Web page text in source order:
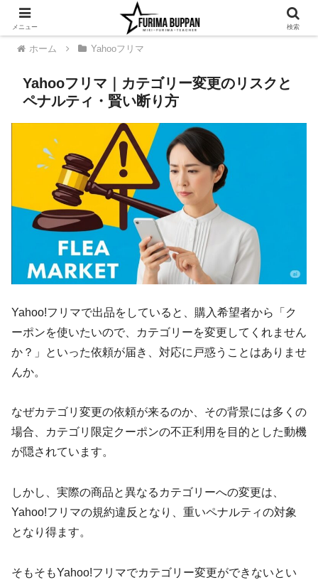
ホーム Yahooフリマ
Yahooフリマ｜カテゴリー変更のリスクと
ペナルティ・賢い断り方
Yahoo!フリマで出品をしていると、購入希望者から「ク
ーポンを使いたいので、カテゴリーを変更してくれません
か？」といった依頼が届き、対応に戸惑うことはありませ
んか。
なぜカテゴリ変更の依頼が来るのか、その背景には多くの
場合、カテゴリ限定クーポンの不正利用を目的とした動機
が隠されています。
しかし、実際の商品と異なるカテゴリーへの変更は、
Yahoo!フリマの規約違反となり、重いペナルティの対象
となり得ます。
そもそもYahoo!フリマでカテゴリー変更ができないとい
メニュー 検索